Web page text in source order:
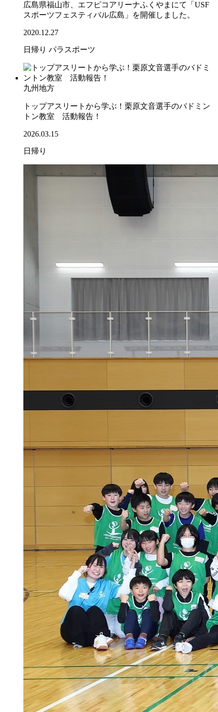
広島県福山市、エフピコアリーナふくやまにて「USF
スポーツフェスティバル広島」を開催しました。
2020.12.27
日帰り パラスポーツ
九州地方
トップアスリートから学ぶ！栗原文音選手のバドミン
トン教室 活動報告！
2026.03.15
日帰り